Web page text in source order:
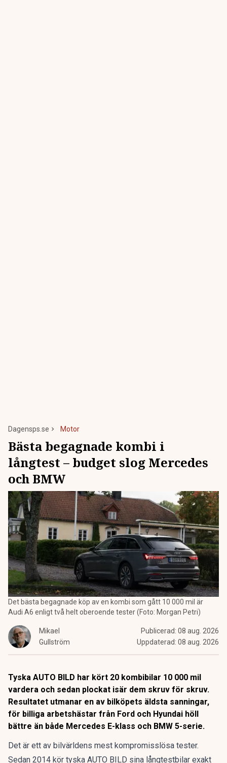
Dagensps.se Motor
Bästa begagnade kombi i
långtest – budget slog Mercedes
och BMW
Det bästa begagnade köp av en kombi som gått 10 000 mil är
Audi A6 enligt två helt oberoende tester (Foto: Morgan Petri)
Mikael
Gullström
Publicerad: 08 aug. 2026
Uppdaterad: 08 aug. 2026
Tyska AUTO BILD har kört 20 kombibilar 10 000 mil
vardera och sedan plockat isär dem skruv för skruv.
Resultatet utmanar en av bilköpets äldsta sanningar,
för billiga arbetshästar från Ford och Hyundai höll
bättre än både Mercedes E-klass och BMW 5-serie.
Det är ett av bilvärldens mest kompromisslösa tester.
Sedan 2014 kör tyska AUTO BILD sina långtestbilar exakt